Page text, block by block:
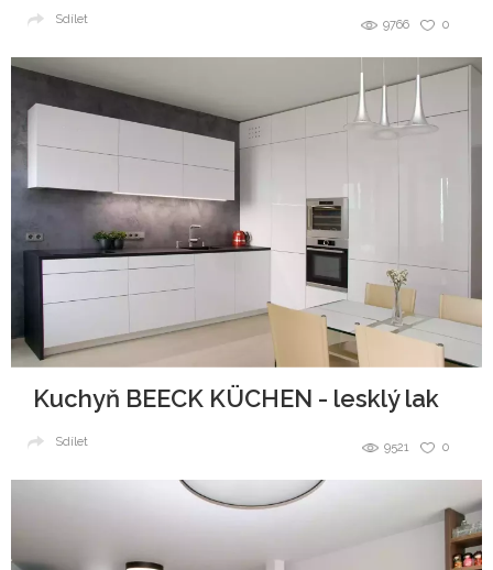
0
9766
Sdílet
Kuchyň BEECK KÜCHEN - lesklý lak
0
9521
Sdílet